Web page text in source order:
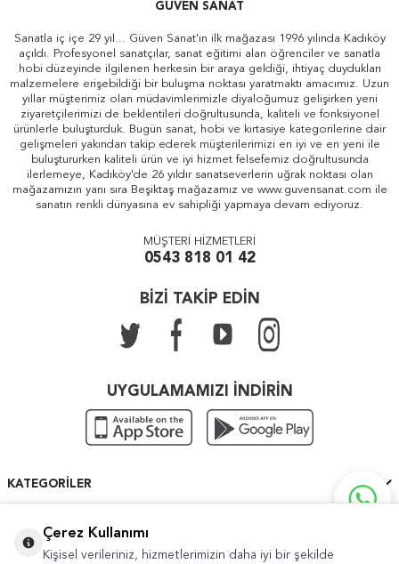
GÜVEN SANAT
Sanatla iç içe 29 yıl... Güven Sanat'ın ilk mağazası 1996 yılında Kadıköy
açıldı. Profesyonel sanatçılar, sanat eğitimi alan öğrenciler ve sanatla
hobi düzeyinde ilgilenen herkesin bir araya geldiği, ihtiyaç duydukları
malzemelere erişebildiği bir buluşma noktası yaratmaktı amacımız. Uzun
yıllar müşterimiz olan müdavimlerimizle diyaloğumuz gelişirken yeni
ziyaretçilerimizi de beklentileri doğrultusunda, kaliteli ve fonksiyonel
ürünlerle buluşturduk. Bugün sanat, hobi ve kırtasiye kategorilerine dair
gelişmeleri yakından takip ederek müşterilerimizi en iyi ve en yeni ile
buluştururken kaliteli ürün ve iyi hizmet felsefemiz doğrultusunda
ilerlemeye, Kadıköy'de 26 yıldır sanatseverlerin uğrak noktası olan
mağazamızın yanı sıra Beşiktaş mağazamız ve www.guvensanat.com ile
sanatın renkli dünyasına ev sahipliği yapmaya devam ediyoruz.
MÜŞTERİ HİZMETLERİ
0543 818 01 42
BİZİ TAKİP EDİN
UYGULAMAMIZI İNDİRİN
KATEGORILER
HIZLI ERIŞIM
Çerez Kullanımı
Kişisel verileriniz, hizmetlerimizin daha iyi bir şekilde